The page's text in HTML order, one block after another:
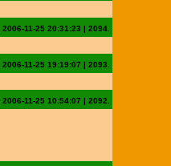
2006-11-25 20:31:23 | 2094.
2006-11-25 19:19:07 | 2093.
2006-11-25 10:54:07 | 2092.